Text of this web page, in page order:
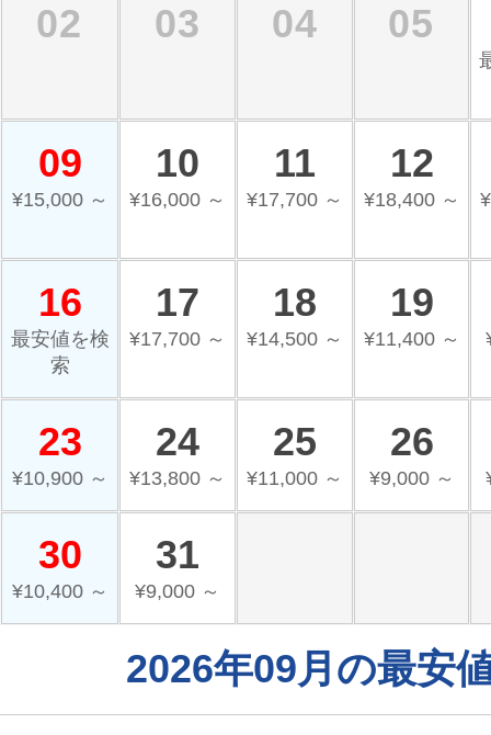
02 03 04 05
09
¥15,000 ～
10
¥16,000 ～
11
¥17,700 ～
12
¥18,400 ～
16
最安値を検
索
17
¥17,700 ～
18
¥14,500 ～
19
¥11,400 ～
23
¥10,900 ～
24
¥13,800 ～
25
¥11,000 ～
26
¥9,000 ～
30
¥10,400 ～
31
¥9,000 ～
2026年09月の最安